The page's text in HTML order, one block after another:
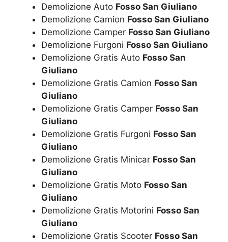
Demolizione Auto Fosso San Giuliano
Demolizione Camion Fosso San Giuliano
Demolizione Camper Fosso San Giuliano
Demolizione Furgoni Fosso San Giuliano
Demolizione Gratis Auto Fosso San
Giuliano
Demolizione Gratis Camion Fosso San
Giuliano
Demolizione Gratis Camper Fosso San
Giuliano
Demolizione Gratis Furgoni Fosso San
Giuliano
Demolizione Gratis Minicar Fosso San
Giuliano
Demolizione Gratis Moto Fosso San
Giuliano
Demolizione Gratis Motorini Fosso San
Giuliano
Demolizione Gratis Scooter Fosso San